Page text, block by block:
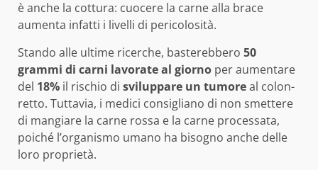
è anche la cottura: cuocere la carne alla brace
aumenta infatti i livelli di pericolosità.
Stando alle ultime ricerche, basterebbero 50
grammi di carni lavorate al giorno per aumentare
del 18% il rischio di sviluppare un tumoreal colon-
retto. Tuttavia, i medici consigliano di non smettere
di mangiare la carne rossa e la carne processata,
poiché l’organismo umano ha bisogno anche delle
loro proprietà.